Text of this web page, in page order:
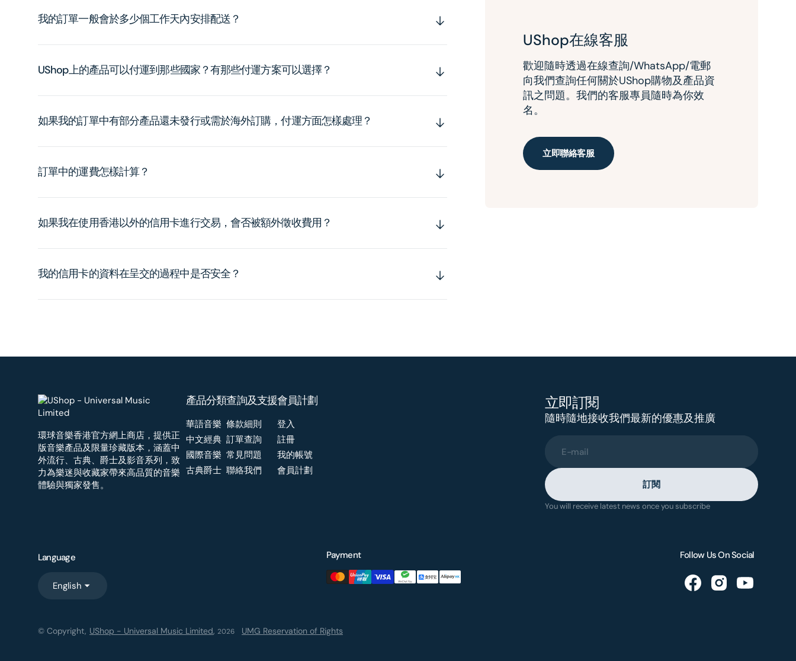
我的訂單一般會於多少個工作天內安排配送？
UShop上的產品可以付運到那些國家？有那些付運方案可以選擇？
如果我的訂單中有部分產品還未發行或需於海外訂購，付運方面怎樣處理？
訂單中的運費怎樣計算？
如果我在使用香港以外的信用卡進行交易，會否被額外徵收費用？
我的信用卡的資料在呈交的過程中是否安全？
UShop在線客服
歡迎隨時透過在線查詢/WhatsApp/電郵
向我們查詢任何關於UShop購物及產品資
訊之問題。我們的客服專員隨時為你效
名。
立即聯絡客服
環球音樂香港官方網上商店，提供正
版音樂產品及限量珍藏版本，涵蓋中
外流行、古典、爵士及影音系列，致
力為樂迷與收藏家帶來高品質的音樂
體驗與獨家發售。
產品分類
華語音樂
中文經典
國際音樂
古典爵士
查詢及支援
條款細則
訂單查詢
常見問題
聯絡我們
會員計劃
登入
註冊
我的帳號
會員計劃
立即訂閱
隨時隨地接收我們最新的優惠及推廣
E-mail
訂閱
You will receive latest news once you subscribe
Language
English
Payment Follow Us On Social
© Copyright, UShop - Universal Music Limited, 2026 UMG Reservation of Rights